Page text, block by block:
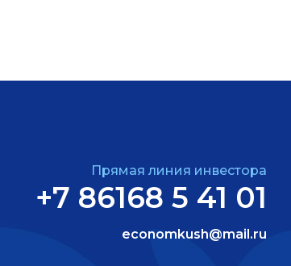
Прямая линия инвестора
+7 86168 5 41 01
economkush@mail.ru